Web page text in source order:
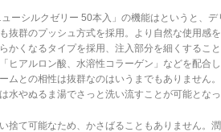
ューシルクゼリー 50本入」の機能はというと、
抜群のプッシュ方式を採用。より自然な使用感
かくなるタイプを採用、注入部分を細くするこ
ヒアルロン酸、水溶性コラーゲン」などを配合
ムとの相性は抜群なのはいうまでもありません。
水やぬるま湯でさっと洗い流すことが可能とな
捨て可能なため、かさばることもありません。